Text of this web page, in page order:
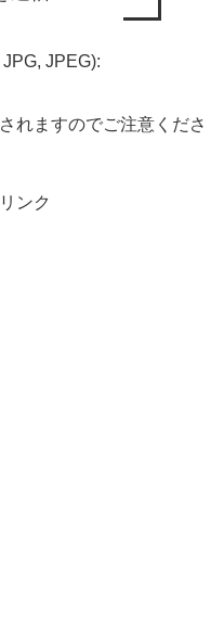
JPEG):
れますのでご注意くださ
ンク